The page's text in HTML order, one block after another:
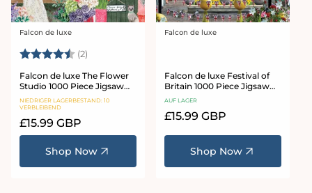
Anbieter:
Falcon de luxe
Bewertung:(2)
Falcon de luxe The Flower
Studio 1000 Piece Jigsaw
Puzzle
NIEDRIGER LAGERBESTAND: 10
VERBLEIBEND
Normaler
Preis
£15.99 GBP
Shop Now
Anbieter:
Falcon de luxe
Falcon de luxe Festival of
Britain 1000 Piece Jigsaw
Puzzle
AUF LAGER
Normaler
£15.99 GBP
Shop Now